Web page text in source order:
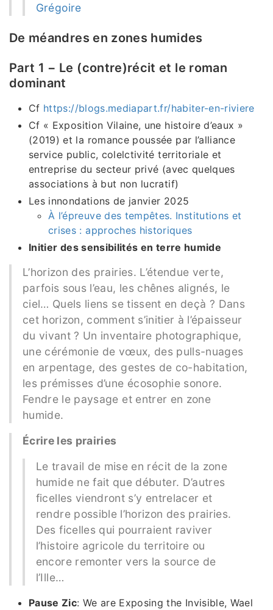
Grégoire
De méandres en zones humides
Part 1 − Le (contre)récit et le roman
dominant
Cf https://blogs.mediapart.fr/habiter-en-riviere
Cf « Exposition Vilaine, une histoire d’eaux »
(2019) et la romance poussée par l’alliance
service public, colelctivité territoriale et
entreprise du secteur privé (avec quelques
associations à but non lucratif)
Les innondations de janvier 2025
À l’épreuve des tempêtes. Institutions et
crises : approches historiques
Initier des sensibilités en terre humide
L’horizon des prairies. L’étendue verte,
parfois sous l’eau, les chênes alignés, le
ciel… Quels liens se tissent en deçà ? Dans
cet horizon, comment s’initier à l’épaisseur
du vivant ? Un inventaire photographique,
une cérémonie de vœux, des pulls-nuages
en arpentage, des gestes de co-habitation,
les prémisses d’une écosophie sonore.
Fendre le paysage et entrer en zone
humide.
Écrire les prairies
Le travail de mise en récit de la zone
humide ne fait que débuter. D’autres
ficelles viendront s’y entrelacer et
rendre possible l’horizon des prairies.
Des ficelles qui pourraient raviver
l’histoire agricole du territoire ou
encore remonter vers la source de
l’Ille…
Pause Zic: We are Exposing the Invisible, Wael